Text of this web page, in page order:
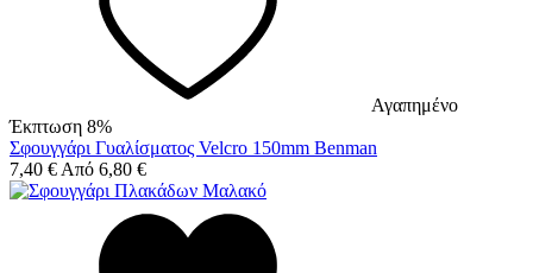
Αγαπημένο
Έκπτωση 8%
Σφουγγάρι Γυαλίσματος Velcro 150mm Benman
7,40 € Από 6,80 €